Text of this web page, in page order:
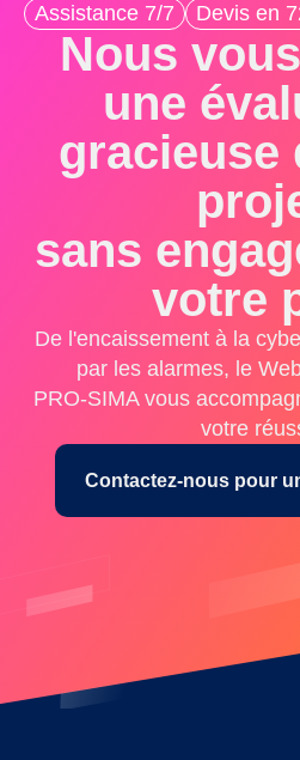
Assistance 7/7 Devis en
Nous
une
gracieuse
sans
votre
De l'encaissement à la
par les alarmes, le
PRO-SIMA vous
votre
Contactez-nous pour